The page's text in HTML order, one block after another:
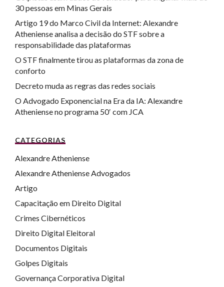
30 pessoas em Minas Gerais
Artigo 19 do Marco Civil da Internet: Alexandre
Atheniense analisa a decisão do STF sobre a
responsabilidade das plataformas
O STF finalmente tirou as plataformas da zona de
conforto
Decreto muda as regras das redes sociais
O Advogado Exponencial na Era da IA: Alexandre
Atheniense no programa 50′ com JCA
CATEGORIAS
Alexandre Atheniense
Alexandre Atheniense Advogados
Artigo
Capacitação em Direito Digital
Crimes Cibernéticos
Direito Digital Eleitoral
Documentos Digitais
Golpes Digitais
Governança Corporativa Digital